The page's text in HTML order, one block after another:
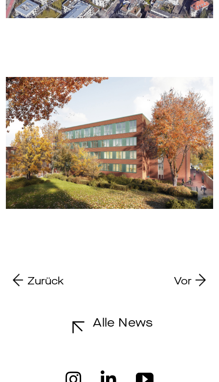
Zurück Vor
Alle News